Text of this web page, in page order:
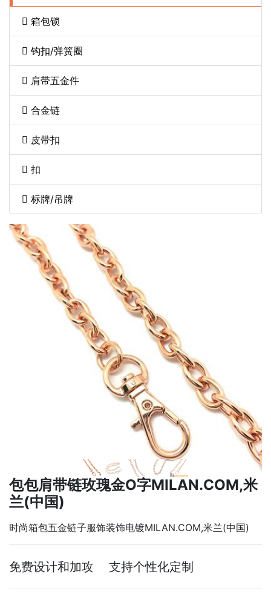
箱包锁
钩扣/弹簧圈
肩带五金件
合金链
皮带扣
扣
标牌/吊牌
包包肩带链玫瑰金O字MILAN.COM,米
兰(中国)
时尚箱包五金链子服饰装饰电镀MILAN.COM,米兰(中国)
免费设计和加攻 支持个性化定制